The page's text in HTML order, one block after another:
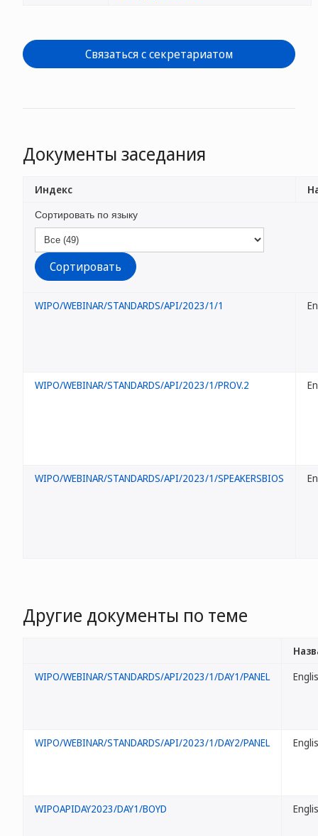
Связаться с секретариатом
Документы заседания
Сортировать по языку
Индекс
WIPO/WEBINAR/STANDARDS/API/2023/1/1
WIPO/WEBINAR/STANDARDS/API/2023/1/PROV.2
WIPO/WEBINAR/STANDARDS/API/2023/1/SPEAKERSBIOS
Другие документы по теме
WIPO/WEBINAR/STANDARDS/API/2023/1/DAY1/PANEL
WIPO/WEBINAR/STANDARDS/API/2023/1/DAY2/PANEL
WIPOAPIDAY2023/DAY1/BOYD